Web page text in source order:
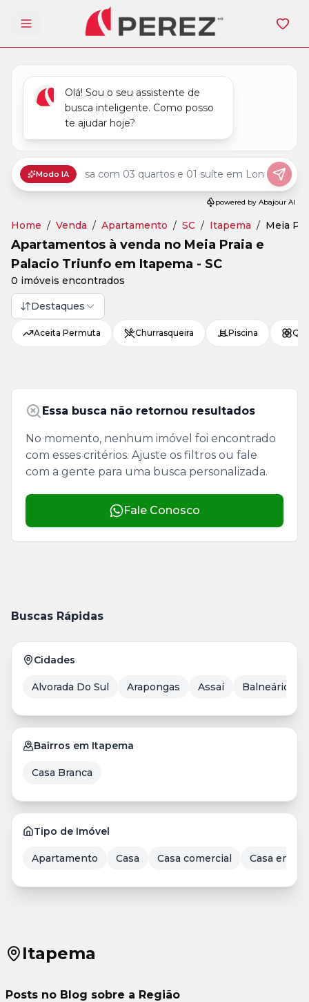
Abrir menu
Home / Venda / Apartamento / SC / Itapema / Meia
Apartamentos à venda no Meia Praia e
Palacio Triunfo em Itapema - SC
0 imóveis encontrados
Destaques
Aceita Permuta Churrasqueira Piscina
Essa busca não retornou resultados
No momento, nenhum imóvel foi encontrado
com esses critérios. Ajuste os filtros ou fale
com a gente para uma busca personalizada.
Fale Conosco
Buscas Rápidas
Cidades
Alvorada Do Sul Arapongas Assaí Balneário
Bairros em Itapema
Casa Branca
Tipo de Imóvel
Apartamento Casa Casa comercial Casa em
Itapema
Posts no Blog sobre a Região